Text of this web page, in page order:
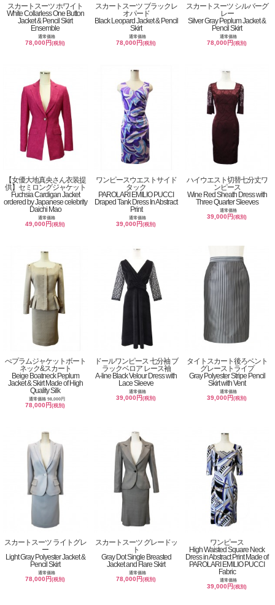
スカートスーツ ホワイト
White Collarless One Button
Jacket & Pencil Skirt
Ensemble
通常価格
78,000円(税別)
スカートスーツ ブラックレ
オパード
Black Leopard Jacket & Pencil
Skirt
通常価格
78,000円(税別)
スカートスーツ シルバーグ
レー
Silver Gray Peplum Jacket &
Pencil Skirt
通常価格
78,000円(税別)
【女優大地真央さん衣装提
供】セミロングジャケット
Fuchsia Cardigan Jacket
ordered by Japanese celebrity
Daichi Mao
通常価格
49,000円(税別)
ワンピースウエストサイド
タック
PAROLARI EMILIO PUCCI
Draped Tank Dress In Abstract
Print
通常価格
39,000円(税別)
ハイウエスト切替七分丈ワ
ンピース
Wine Red Sheath Dress with
Three Quarter Sleeves
通常価格
39,000円(税別)
ぺプラムジャケットボート
ネック&スカート
Beige Boatneck Peplum
Jacket & Skirt Made of High
Quality Silk
通常価格 98,000円
78,000円(税別)
ドールワンピース 七分袖 ブ
ラックベロア レース袖
A-line Black Velour Dress with
Lace Sleeve
通常価格
39,000円(税別)
タイトスカート後ろベント
グレーストライプ
Gray Polyester Stripe Pencil
Skirt with Vent
通常価格
39,000円(税別)
スカートスーツ ライトグレ
ー
Light Gray Polyester Jacket &
Pencil Skirt
通常価格
78,000円(税別)
スカートスーツ グレードッ
ト
Gray Dot Single Breasted
Jacket and Flare Skirt
通常価格
78,000円(税別)
ワンピース
High Waisted Square Neck
Dress in Abstract Print Made of
PAROLARI EMILIO PUCCI
Fabric
通常価格
39,000円(税別)